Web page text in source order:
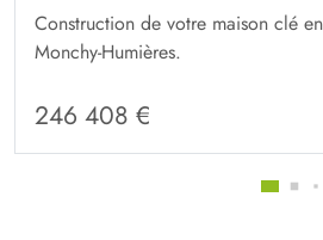
Construction de votre maison clé
Monchy-Humières.
246 408 €